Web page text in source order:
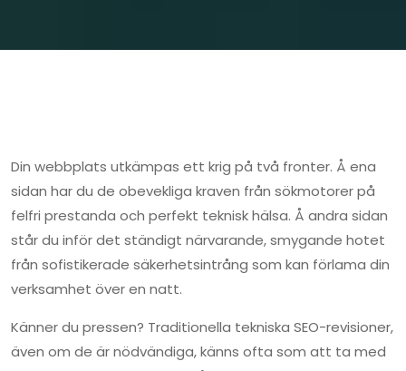
Din webbplats utkämpas ett krig på två fronter. Å ena
sidan har du de obevekliga kraven från sökmotorer på
felfri prestanda och perfekt teknisk hälsa. Å andra sidan
står du inför det ständigt närvarande, smygande hotet
från sofistikerade säkerhetsintrång som kan förlama din
verksamhet över en natt.
Känner du pressen? Traditionella tekniska SEO-revisioner,
även om de är nödvändiga, känns ofta som att ta med